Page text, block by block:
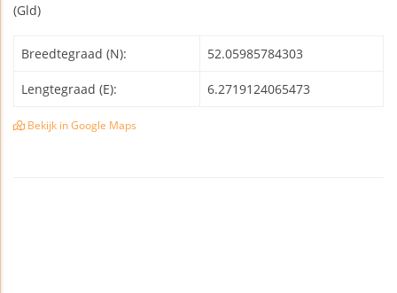
(Gld)
Breedtegraad (N): 52.05985784303
Lengtegraad (E): 6.2719124065473
Bekijk in Google Maps